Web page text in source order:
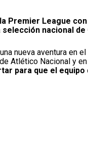
Premier League
nacional de
nueva aventura
Atlético Nacional y en
para que el